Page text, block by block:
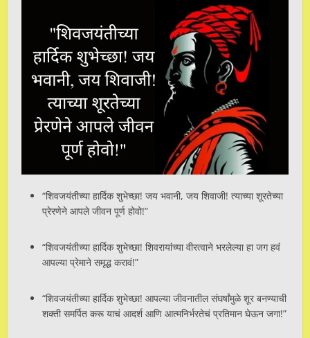
“शिवजयंतीच्या हार्दिक शुभेच्छा! जय भवानी, जय शिवाजी! त्याच्या शूरतेच्या
प्रेरणेने आपले जीवन पूर्ण होवो!”
“शिवजयंतीच्या हार्दिक शुभेच्छा! शिवरायांच्या वीरत्वाने भरलेल्या हा जग हवं
आपल्या प्रेमाने समृद्ध करावं!”
“शिवजयंतीच्या हार्दिक शुभेच्छा! आपल्या जीवनातील संघर्षांमुळे शूर बनण्याची
शक्ती समर्पित करू याचं आदर्श आणि आत्मनिर्भरतेचं प्रतिमान घेऊन जगा!”